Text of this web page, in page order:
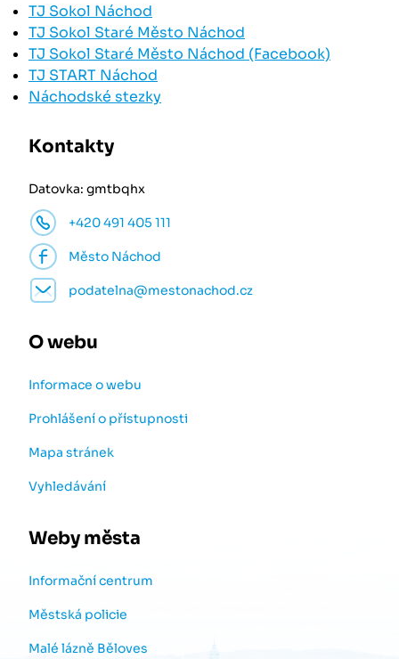
TJ Sokol Náchod
TJ Sokol Staré Město Náchod
TJ Sokol Staré Město Náchod (Facebook)
TJ START Náchod
Náchodské stezky
Kontakty
Datovka: gmtbqhx
+420 491 405 111
Město Náchod
podatelna@mestonachod.cz
O webu
Informace o webu
Prohlášení o přístupnosti
Mapa stránek
Vyhledávání
Weby města
Informační centrum
Městská policie
Malé lázně Běloves